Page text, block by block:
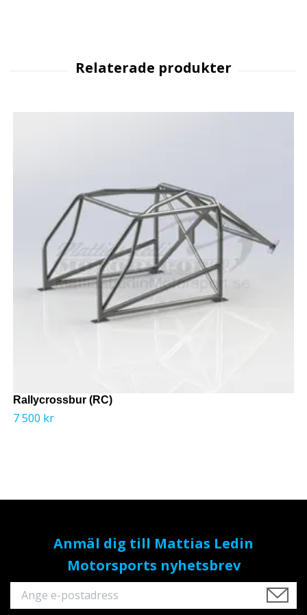
Rallycrossbur (RC)
7 500 kr
Anmäl dig till Mattias Ledin
Motorsports nyhetsbrev